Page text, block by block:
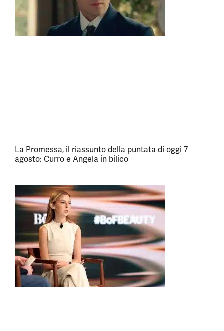
La Promessa, il riassunto della puntata di oggi 7
agosto: Curro e Angela in bilico